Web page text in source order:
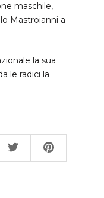
maschile,
Mastroianni a
la sua
le radici la